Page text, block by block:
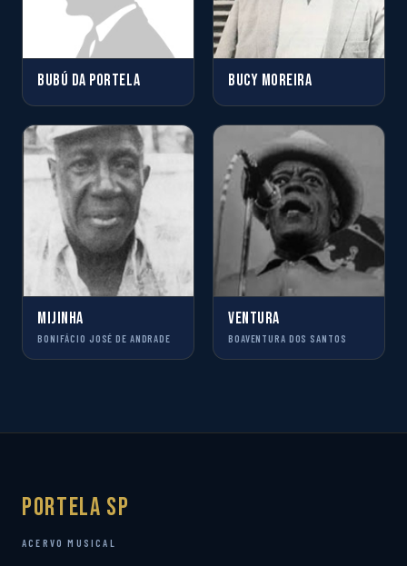
BUBÚ DA PORTELA BUCY MOREIRA
MIJINHA
BONIFÁCIO JOSÉ DE ANDRADE
VENTURA
BOAVENTURA DOS SANTOS
Portela SP
ACERVO MUSICAL